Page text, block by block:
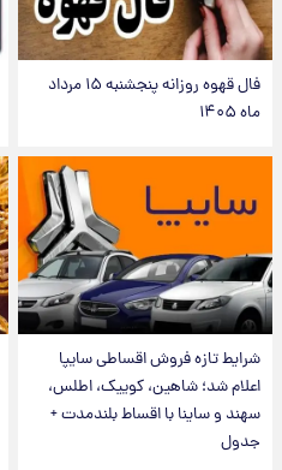
فال قهوه روزانه پنجشنبه ۱۵ مرداد
ماه ۱۴۰۵
شرایط تازه فروش اقساطی سایپا
اعلام شد؛ شاهین، کوییک، اطلس،
سهند و ساینا با اقساط بلندمدت +
جدول